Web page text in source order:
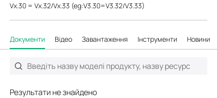
Vx.30 = Vx.32/Vx.33 (eg:V3.30=V3.32/V3.33)
Документи Відео Завантаження Інструменти Новини
Результати не знайдено